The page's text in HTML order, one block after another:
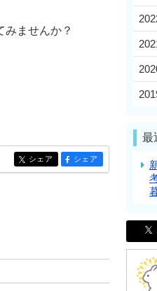
ませんか？
entry482
シェア entry482
シェア
最